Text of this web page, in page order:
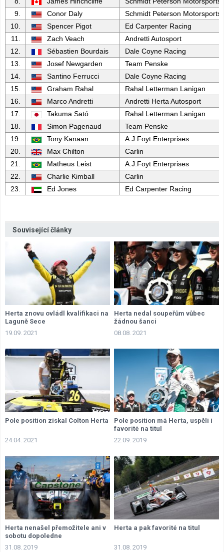
9.
Conor Daly
Schmidt Peterson Motorsports
10.
Spencer Pigot
Ed Carpenter Racing
11.
Zach Veach
Andretti Autosport
12.
Sébastien Bourdais
Dale Coyne Racing
13.
Josef Newgarden
Team Penske
14.
Santino Ferrucci
Dale Coyne Racing
15.
Graham Rahal
Rahal Letterman Lanigan
16.
Marco Andretti
Andretti Herta Autosport
17.
Takuma Sató
Rahal Letterman Lanigan
18.
Simon Pagenaud
Team Penske
19.
Tony Kanaan
A.J.Foyt Enterprises
20.
Max Chilton
Carlin
21.
Matheus Leist
A.J.Foyt Enterprises
22.
Charlie Kimball
Carlin
23.
Ed Jones Ed Carpenter Racing
Související články
Herta znovu ovládl kvalifikaci na
Laguně Sece
19.09. 2021
Herta nedal soupeřům vůbec
žádnou šanci
08.08. 2021
Pole position získal Colton Herta
24.04. 2021
Pole position má Herta, uspěli i
favorité na titul
22.09. 2019
Herta nenašel přemožitele ani v
sobotu dopoledne
31.08. 2019
Herta a pak favorité na titul
31.08. 2019